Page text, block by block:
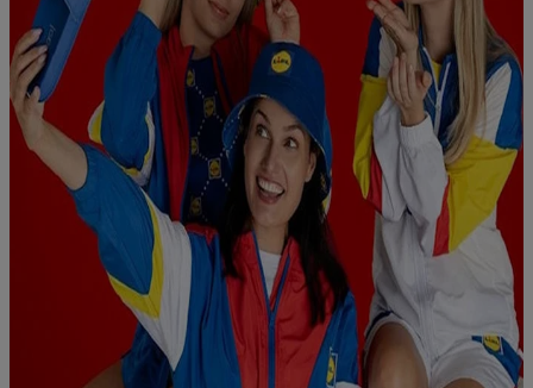
webshop aan uw winkelmandje toe te voegen, maar het niet te
kopen), ook op verschillende apparaten en verschillende Lidl-
diensten worden weergegeven als er met behulp van uw
gehashte e-mailadres en eventuele andere
identificatiegegevens/identificatiegegevens waarover Criteo
SA beschikt, meerdere eindapparaten of Lidl-diensten aan u
kunnen worden toegewezen.
Onder “Aanpassen” kunt u individuele doeleinden toestaan en
meer informatie vinden over de gegevensverwerking.
Door op “weigeren” te klikken, kunt u alleen het gebruik van de
noodzakelijke technologieën toestaan. Door op “aanvaarden” te
klikken, stemt u in met alle verwerkingen voor alle
bovengenoemde doeleinden. Meer informatie, waaronder de
bewaartermijn van de gegevens en uw recht om uw